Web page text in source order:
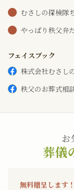
むさしの探検隊
やっぱり秩父弁
フェイスブック
株式会社むさし
秩父のお葬式相
お
葬儀
無料贈呈します！